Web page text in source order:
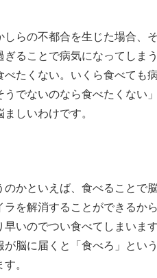
らの不都合を生じた場合、
ることで病気になってしま
たくない。いくら食べても
でないのなら食べたくない
しいわけです。
かといえば、食べることで
を解消することができるか
いのでつい食べてしまいま
脳に届くと「食べろ」とい
。